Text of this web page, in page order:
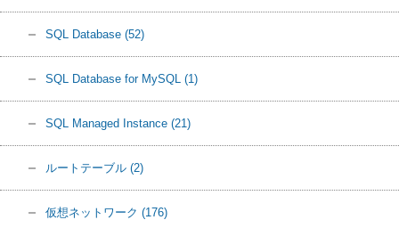
SQL Database (52)
SQL Database for MySQL (1)
SQL Managed Instance (21)
ルートテーブル (2)
仮想ネットワーク (176)